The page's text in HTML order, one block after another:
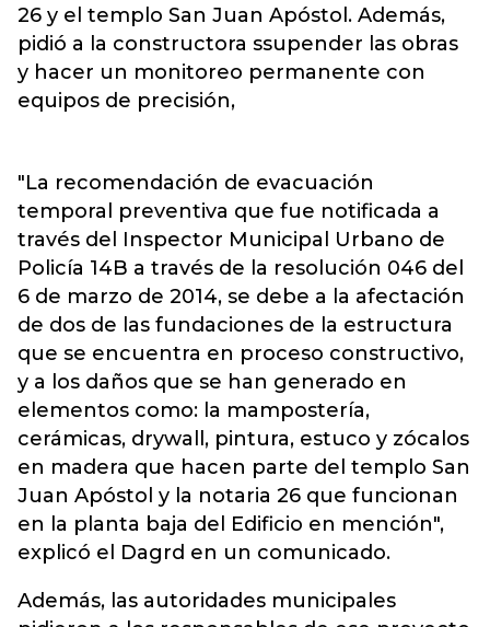
26 y el templo San Juan Apóstol. Además,
pidió a la constructora ssupender las obras
y hacer un monitoreo permanente con
equipos de precisión,
"La recomendación de evacuación
temporal preventiva que fue notificada a
través del Inspector Municipal Urbano de
Policía 14B a través de la resolución 046 del
6 de marzo de 2014, se debe a la afectación
de dos de las fundaciones de la estructura
que se encuentra en proceso constructivo,
y a los daños que se han generado en
elementos como: la mampostería,
cerámicas, drywall, pintura, estuco y zócalos
en madera que hacen parte del templo San
Juan Apóstol y la notaria 26 que funcionan
en la planta baja del Edificio en mención",
explicó el Dagrd en un comunicado.
Además, las autoridades municipales